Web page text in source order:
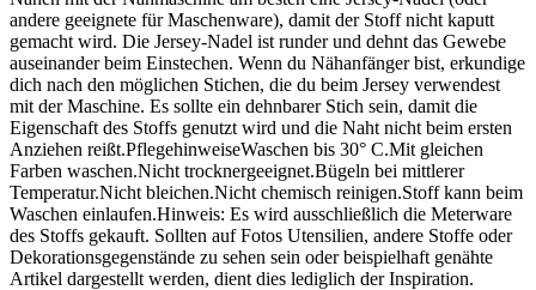
andere geeignete für Maschenware), damit der Stoff nicht kaputt
gemacht wird. Die Jersey-Nadel ist runder und dehnt das Gewebe
auseinander beim Einstechen. Wenn du Nähanfänger bist, erkundige
dich nach den möglichen Stichen, die du beim Jersey verwendest
mit der Maschine. Es sollte ein dehnbarer Stich sein, damit die
Eigenschaft des Stoffs genutzt wird und die Naht nicht beim ersten
Anziehen reißt.PflegehinweiseWaschen bis 30° C.Mit gleichen
Farben waschen.Nicht trocknergeeignet.Bügeln bei mittlerer
Temperatur.Nicht bleichen.Nicht chemisch reinigen.Stoff kann beim
Waschen einlaufen.Hinweis: Es wird ausschließlich die Meterware
des Stoffs gekauft. Sollten auf Fotos Utensilien, andere Stoffe oder
Dekorationsgegenstände zu sehen sein oder beispielhaft genähte
Artikel dargestellt werden, dient dies lediglich der Inspiration.